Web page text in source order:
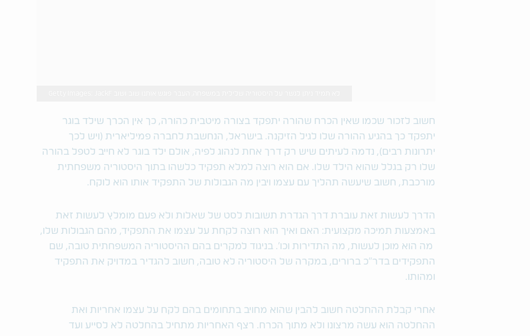
חשוב לזכור שכמו שאין הכרח שהורה יתפקד בצורה מיטבית כהורה, כך אין הכרך שילד בוגר
יתפקד כך בהגיע ההורה שלו לגיל הזיקנה. בישראל, הנחשבת לחברה פמיליארית (ויש לכך
יתרונות רבים), נדמה לעיתים שיש רק דרך אחת לנהוג לפיה, אולם ילד בוגר לא חייב לטפל בהורה
שלו רק בגלל שהוא הילד שלו. אם הוא רוצה למלא תפקיד כלשהו בתוך היסטוריה משפחתית
מורכבת, חשוב שיעשה תהליך עם עצמו ויבין מה הגבולות של התפקיד אותו הוא לוקח.
הדרך לעשות זאת עוברת דרך הגדרת תשובות לסט של שאלות ולא פעם מומלץ לעשות זאת
באמצעות תמיכה מקצועית: האם ואיך הוא רוצה לקחת על עצמו את התפקיד, מהם הגבולות שלו,
מה הוא מוכן לעשות, מה התדירות וכו'. בניגוד למקרים בהם ההיסטוריה המשפחתית טובה, שם
התפקידים בדר"כ ברורים, במקרה של היסטוריה לא טובה, חשוב להגדיר במדויק את התפקיד
ומהותו.
אחרי קבלת ההחלטה חשוב להבין שהוא מחויב בתחומים בהם לקח על עצמו אחריות ואת
ההחלטה הוא עשה מרצונו ולא מתוך הכרח. רצף האחריות מתחיל בהחלטה לא לסייע ועד